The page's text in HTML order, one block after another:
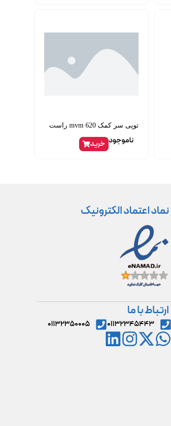
توپی سر کمک mvm 620 راست
ناموجود خرید
نماد اعتماد الکترونیک
ارتباط با ما
۰۱۱۳۲۳۴۵۴۴۳ ۰۱۱۳۲۳۵۰۰۰۵